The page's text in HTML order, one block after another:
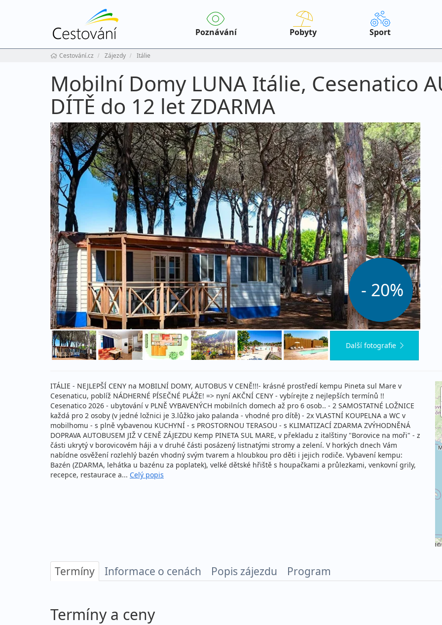
Poznávání Pobyty Sport
Cestování.cz Zájezdy Itálie
Mobilní Domy LUNA Itálie, Cesenatico
DÍTĚ do 12 let ZDARMA
- 20%
Další fotografie
ITÁLIE - NEJLEPŠÍ CENY na MOBILNÍ DOMY, AUTOBUS V CENĚ!!!- krásné prostředí kempu Pineta sul Mare v
Cesenaticu, poblíž NÁDHERNÉ PÍSEČNÉ PLÁŽE! => nyní AKČNÍ CENY - vybírejte z nejlepších termínů !!
Cesenatico 2026 - ubytování v PLNĚ VYBAVENÝCH mobilních domech až pro 6 osob.. - 2 SAMOSTATNÉ LOŽNICE
každá pro 2 osoby (v jedné ložnici je 3.lůžko jako palanda - vhodné pro dítě) - 2x VLASTNÍ KOUPELNA a WC v
mobilhomu - s plně vybavenou KUCHYNÍ - s PROSTORNOU TERASOU - s KLIMATIZACÍ ZDARMA ZVÝHODNĚNÁ
DOPRAVA AUTOBUSEM JIŽ V CENĚ ZÁJEZDU Kemp PINETA SUL MARE, v překladu z italštiny "Borovice na moři" - z
části ukrytý v borovicovém háji a v druhé části posázený listnatými stromy a zelení. V horkých dnech Vám
nabídne osvěžení rozlehlý bazén vhodný svým tvarem a hloubkou pro děti i jejich rodiče. Vybavení kempu:
Bazén (ZDARMA, lehátka u bazénu za poplatek), velké dětské hřiště s houpačkami a průlezkami, venkovní grily,
recepce, restaurace a... Celý popis
©
Termíny Informace o cenách Popis zájezdu Program
Termíny a ceny